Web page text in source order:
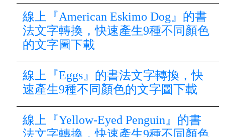
線上『American Eskimo Dog』的書
法文字轉換，快速產生9種不同顏色
的文字圖下載
線上『Eggs』的書法文字轉換，快
速產生9種不同顏色的文字圖下載
線上『Yellow-Eyed Penguin』的書
法文字轉換，快速產生9種不同顏色